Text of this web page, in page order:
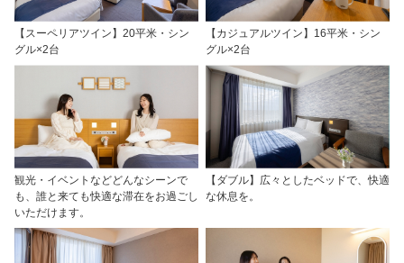
【スーペリアツイン】20平米・シン
グル×2台
【カジュアルツイン】16平米・シン
グル×2台
観光・イベントなどどんなシーンで
も、誰と来ても快適な滞在をお過ごし
いただけます。
【ダブル】広々としたベッドで、快適
な休息を。